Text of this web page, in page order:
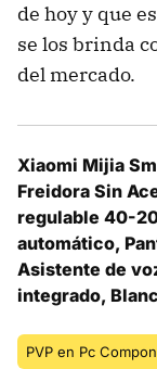
de hoy y que
se los brinda
del mercado.
Xiaomi Mijia
Freidora Sin
regulable 40-
automático,
Asistente de
integrado,
PVP en Pc